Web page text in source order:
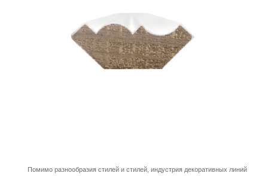
Помимо разнообразия стилей и стилей, индустрия декоративных линий